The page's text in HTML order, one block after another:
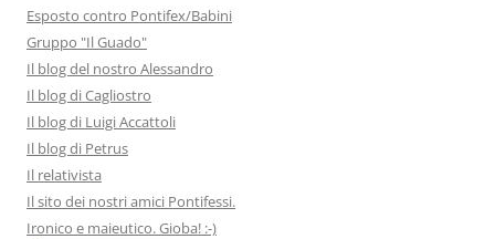
Esposto contro Pontifex/Babini
Gruppo "Il Guado"
Il blog del nostro Alessandro
Il blog di Cagliostro
Il blog di Luigi Accattoli
Il blog di Petrus
Il relativista
Il sito dei nostri amici Pontifessi.
Ironico e maieutico. Gioba! :-)